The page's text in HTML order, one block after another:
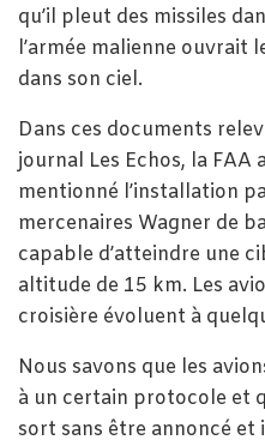
qu’il pleut des missiles
l’armée malienne ouvrait
dans son ciel.
Dans ces documents
journal Les Echos, la
mentionné l’installation
mercenaires Wagner de
capable d’atteindre une
altitude de 15 km. Les
croisière évoluent à
Nous savons que les
à un certain protocole et
sort sans être annoncé et